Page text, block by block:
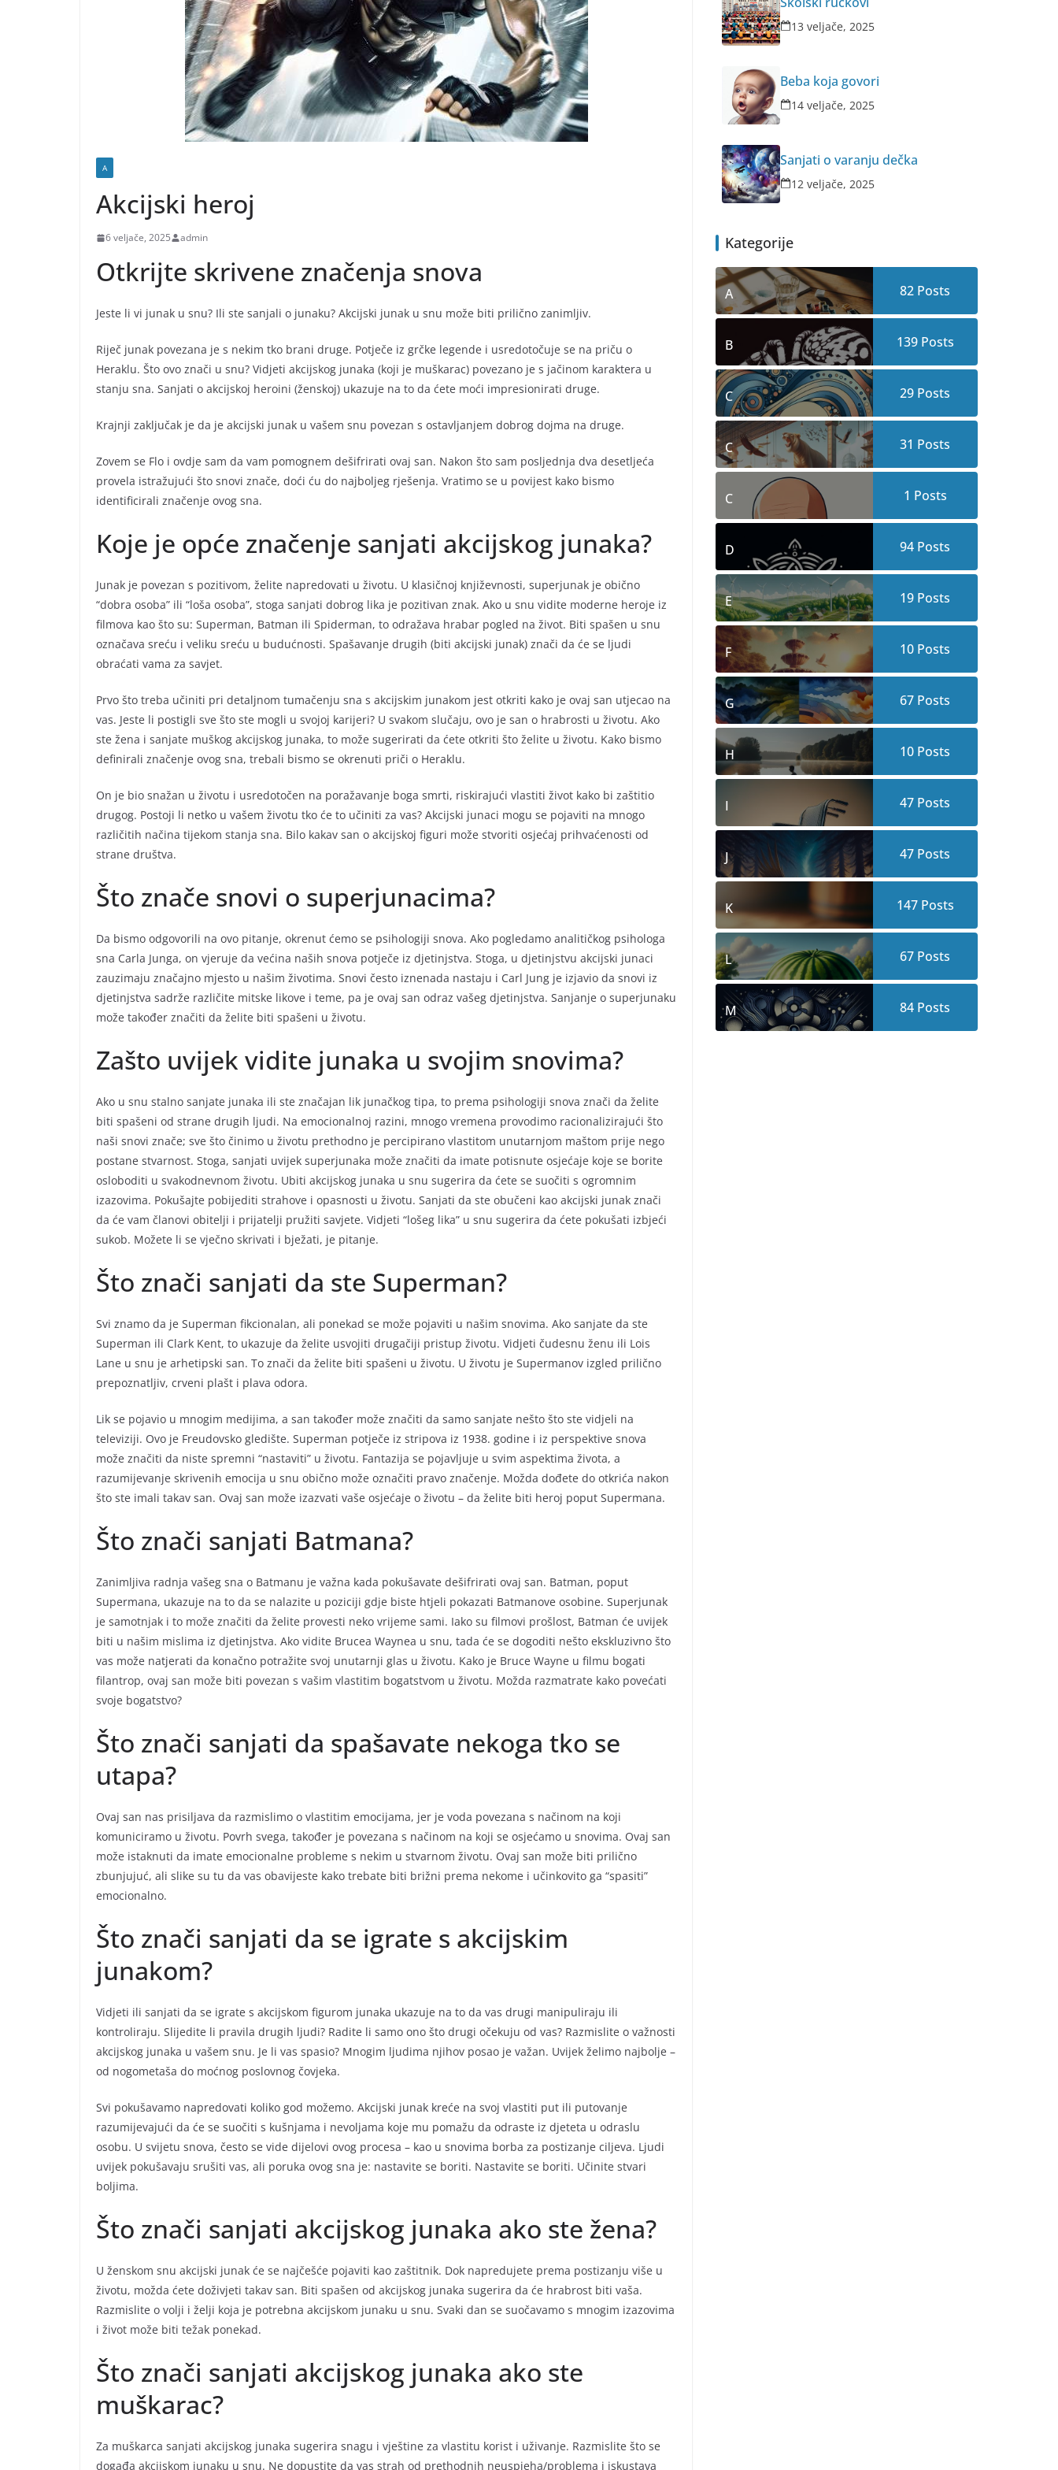
A
Akcijski heroj
6 veljače, 2025 admin
Otkrijte skrivene značenja snova
Jeste li vi junak u snu? Ili ste sanjali o junaku? Akcijski junak u snu može biti prilično zanimljiv.
Riječ junak povezana je s nekim tko brani druge. Potječe iz grčke legende i usredotočuje se na priču o
Heraklu. Što ovo znači u snu? Vidjeti akcijskog junaka (koji je muškarac) povezano je s jačinom karaktera u
stanju sna. Sanjati o akcijskoj heroini (ženskoj) ukazuje na to da ćete moći impresionirati druge.
Krajnji zaključak je da je akcijski junak u vašem snu povezan s ostavljanjem dobrog dojma na druge.
Zovem se Flo i ovdje sam da vam pomognem dešifrirati ovaj san. Nakon što sam posljednja dva desetljeća
provela istražujući što snovi znače, doći ću do najboljeg rješenja. Vratimo se u povijest kako bismo
identificirali značenje ovog sna.
Koje je opće značenje sanjati akcijskog junaka?
Junak je povezan s pozitivom, želite napredovati u životu. U klasičnoj književnosti, superjunak je obično
“dobra osoba” ili “loša osoba”, stoga sanjati dobrog lika je pozitivan znak. Ako u snu vidite moderne heroje iz
filmova kao što su: Superman, Batman ili Spiderman, to odražava hrabar pogled na život. Biti spašen u snu
označava sreću i veliku sreću u budućnosti. Spašavanje drugih (biti akcijski junak) znači da će se ljudi
obraćati vama za savjet.
Prvo što treba učiniti pri detaljnom tumačenju sna s akcijskim junakom jest otkriti kako je ovaj san utjecao na
vas. Jeste li postigli sve što ste mogli u svojoj karijeri? U svakom slučaju, ovo je san o hrabrosti u životu. Ako
ste žena i sanjate muškog akcijskog junaka, to može sugerirati da ćete otkriti što želite u životu. Kako bismo
definirali značenje ovog sna, trebali bismo se okrenuti priči o Heraklu.
On je bio snažan u životu i usredotočen na poražavanje boga smrti, riskirajući vlastiti život kako bi zaštitio
drugog. Postoji li netko u vašem životu tko će to učiniti za vas? Akcijski junaci mogu se pojaviti na mnogo
različitih načina tijekom stanja sna. Bilo kakav san o akcijskoj figuri može stvoriti osjećaj prihvaćenosti od
strane društva.
Što znače snovi o superjunacima?
Da bismo odgovorili na ovo pitanje, okrenut ćemo se psihologiji snova. Ako pogledamo analitičkog psihologa
sna Carla Junga, on vjeruje da većina naših snova potječe iz djetinjstva. Stoga, u djetinjstvu akcijski junaci
zauzimaju značajno mjesto u našim životima. Snovi često iznenada nastaju i Carl Jung je izjavio da snovi iz
djetinjstva sadrže različite mitske likove i teme, pa je ovaj san odraz vašeg djetinjstva. Sanjanje o superjunaku
može također značiti da želite biti spašeni u životu.
Zašto uvijek vidite junaka u svojim snovima?
Ako u snu stalno sanjate junaka ili ste značajan lik junačkog tipa, to prema psihologiji snova znači da želite
biti spašeni od strane drugih ljudi. Na emocionalnoj razini, mnogo vremena provodimo racionalizirajući što
naši snovi znače; sve što činimo u životu prethodno je percipirano vlastitom unutarnjom maštom prije nego
postane stvarnost. Stoga, sanjati uvijek superjunaka može značiti da imate potisnute osjećaje koje se borite
osloboditi u svakodnevnom životu. Ubiti akcijskog junaka u snu sugerira da ćete se suočiti s ogromnim
izazovima. Pokušajte pobijediti strahove i opasnosti u životu. Sanjati da ste obučeni kao akcijski junak znači
da će vam članovi obitelji i prijatelji pružiti savjete. Vidjeti “lošeg lika” u snu sugerira da ćete pokušati izbjeći
sukob. Možete li se vječno skrivati i bježati, je pitanje.
Što znači sanjati da ste Superman?
Svi znamo da je Superman fikcionalan, ali ponekad se može pojaviti u našim snovima. Ako sanjate da ste
Superman ili Clark Kent, to ukazuje da želite usvojiti drugačiji pristup životu. Vidjeti čudesnu ženu ili Lois
Lane u snu je arhetipski san. To znači da želite biti spašeni u životu. U životu je Supermanov izgled prilično
prepoznatljiv, crveni plašt i plava odora.
Lik se pojavio u mnogim medijima, a san također može značiti da samo sanjate nešto što ste vidjeli na
televiziji. Ovo je Freudovsko gledište. Superman potječe iz stripova iz 1938. godine i iz perspektive snova
može značiti da niste spremni “nastaviti” u životu. Fantazija se pojavljuje u svim aspektima života, a
razumijevanje skrivenih emocija u snu obično može označiti pravo značenje. Možda dođete do otkrića nakon
što ste imali takav san. Ovaj san može izazvati vaše osjećaje o životu – da želite biti heroj poput Supermana.
Što znači sanjati Batmana?
Zanimljiva radnja vašeg sna o Batmanu je važna kada pokušavate dešifrirati ovaj san. Batman, poput
Supermana, ukazuje na to da se nalazite u poziciji gdje biste htjeli pokazati Batmanove osobine. Superjunak
je samotnjak i to može značiti da želite provesti neko vrijeme sami. Iako su filmovi prošlost, Batman će uvijek
biti u našim mislima iz djetinjstva. Ako vidite Brucea Waynea u snu, tada će se dogoditi nešto ekskluzivno što
vas može natjerati da konačno potražite svoj unutarnji glas u životu. Kako je Bruce Wayne u filmu bogati
filantrop, ovaj san može biti povezan s vašim vlastitim bogatstvom u životu. Možda razmatrate kako povećati
svoje bogatstvo?
Što znači sanjati da spašavate nekoga tko se
utapa?
Ovaj san nas prisiljava da razmislimo o vlastitim emocijama, jer je voda povezana s načinom na koji
komuniciramo u životu. Povrh svega, također je povezana s načinom na koji se osjećamo u snovima. Ovaj san
može istaknuti da imate emocionalne probleme s nekim u stvarnom životu. Ovaj san može biti prilično
zbunjujuć, ali slike su tu da vas obavijeste kako trebate biti brižni prema nekome i učinkovito ga “spasiti”
emocionalno.
Što znači sanjati da se igrate s akcijskim
junakom?
Vidjeti ili sanjati da se igrate s akcijskom figurom junaka ukazuje na to da vas drugi manipuliraju ili
kontroliraju. Slijedite li pravila drugih ljudi? Radite li samo ono što drugi očekuju od vas? Razmislite o važnosti
akcijskog junaka u vašem snu. Je li vas spasio? Mnogim ljudima njihov posao je važan. Uvijek želimo najbolje –
od nogometaša do moćnog poslovnog čovjeka.
Svi pokušavamo napredovati koliko god možemo. Akcijski junak kreće na svoj vlastiti put ili putovanje
razumijevajući da će se suočiti s kušnjama i nevoljama koje mu pomažu da odraste iz djeteta u odraslu
osobu. U svijetu snova, često se vide dijelovi ovog procesa – kao u snovima borba za postizanje ciljeva. Ljudi
uvijek pokušavaju srušiti vas, ali poruka ovog sna je: nastavite se boriti. Nastavite se boriti. Učinite stvari
boljima.
Što znači sanjati akcijskog junaka ako ste žena?
U ženskom snu akcijski junak će se najčešće pojaviti kao zaštitnik. Dok napredujete prema postizanju više u
životu, možda ćete doživjeti takav san. Biti spašen od akcijskog junaka sugerira da će hrabrost biti vaša.
Razmislite o volji i želji koja je potrebna akcijskom junaku u snu. Svaki dan se suočavamo s mnogim izazovima
i život može biti težak ponekad.
Što znači sanjati akcijskog junaka ako ste
muškarac?
Za muškarca sanjati akcijskog junaka sugerira snagu i vještine za vlastitu korist i uživanje. Razmislite što se
događa akcijskom junaku u snu. Ne dopustite da vas strah od prethodnih neuspjeha/problema i iskustava
13 veljače, 2025
Beba koja govori
14 veljače, 2025
Sanjati o varanju dečka
12 veljače, 2025
Kategorije
A 82 Posts
B 139Posts
C 29 Posts
C 31 Posts
C 1 Posts
D 94 Posts
E 19 Posts
F 10 Posts
G 67 Posts
H 10 Posts
I 47 Posts
J 47 Posts
K 147Posts
L 67 Posts
M 84 Posts